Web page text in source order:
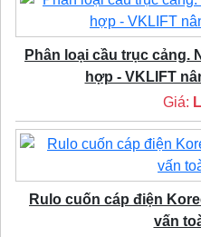
Phân loại cầu trục cảng.
hợp - VKLIFT
Giá:
Rulo cuốn cáp điện
vấn